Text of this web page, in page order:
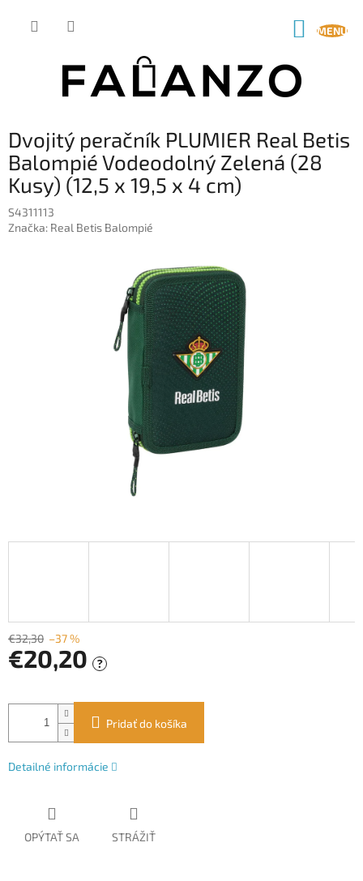
Dvojitý peračník PLUMIER Real Betis
Balompié Vodeodolný Zelená (28
Kusy) (12,5 x 19,5 x 4 cm)
S4311113
Značka: Real Betis Balompié
€32,30 –37 %
€20,20 ?
cena:
Pridať do košíka
Detailné informácie
OPÝTAŤ SA STRÁŽIŤ